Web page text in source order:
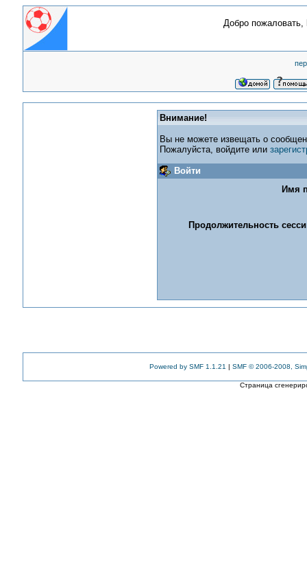
Добро пожаловать,
Внимание!
Вы не можете извещать о
Пожалуйста, войдите или
Войти
Имя
Продолжительность
Powered by SMF 1.1.21 | SMF © 2006-2008,
Страница